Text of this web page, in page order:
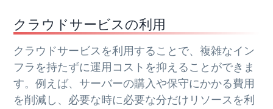
クラウドサービスの利用
クラウドサービスを利用することで、複雑なイン
フラを持たずに運用コストを抑えることができま
す。例えば、サーバーの購入や保守にかかる費用
を削減し、必要な時に必要な分だけリソースを利